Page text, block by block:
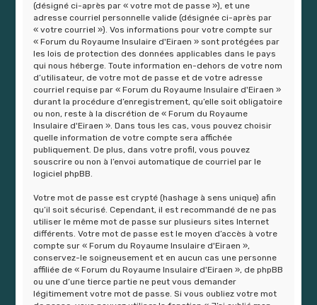
(désigné ci-après par « votre mot de passe »), et une
adresse courriel personnelle valide (désignée ci-après par
« votre courriel »). Vos informations pour votre compte sur
« Forum du Royaume Insulaire d'Eiraen » sont protégées par
les lois de protection des données applicables dans le pays
qui nous héberge. Toute information en-dehors de votre nom
d’utilisateur, de votre mot de passe et de votre adresse
courriel requise par « Forum du Royaume Insulaire d'Eiraen »
durant la procédure d’enregistrement, qu’elle soit obligatoire
ou non, reste à la discrétion de « Forum du Royaume
Insulaire d'Eiraen ». Dans tous les cas, vous pouvez choisir
quelle information de votre compte sera affichée
publiquement. De plus, dans votre profil, vous pouvez
souscrire ou non à l’envoi automatique de courriel par le
logiciel phpBB.
Votre mot de passe est crypté (hashage à sens unique) afin
qu’il soit sécurisé. Cependant, il est recommandé de ne pas
utiliser le même mot de passe sur plusieurs sites Internet
différents. Votre mot de passe est le moyen d’accès à votre
compte sur « Forum du Royaume Insulaire d'Eiraen »,
conservez-le soigneusement et en aucun cas une personne
affiliée de « Forum du Royaume Insulaire d'Eiraen », de phpBB
ou une d’une tierce partie ne peut vous demander
légitimement votre mot de passe. Si vous oubliez votre mot